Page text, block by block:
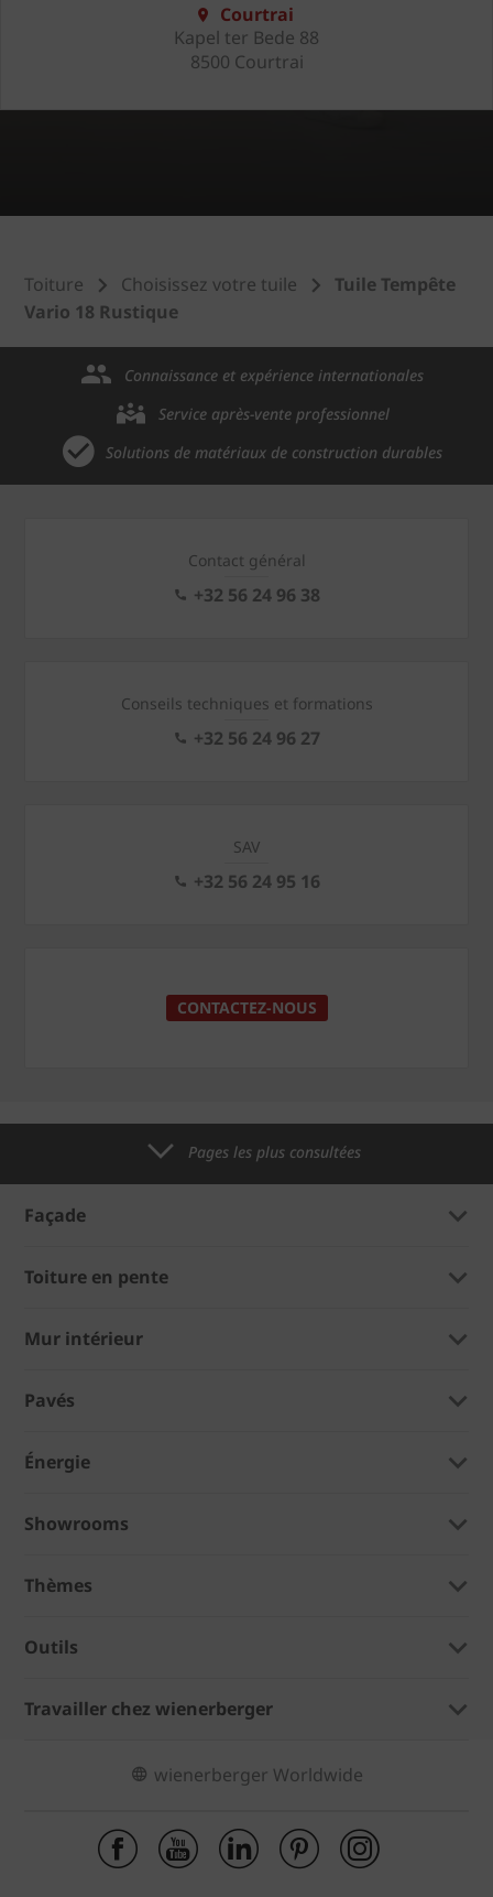
Courtrai
Kapel ter Bede 88
8500 Courtrai
Toiture Choisissez votre tuile
Tuile Tempête
Vario 18 Rustique
Connaissance et expérience internationales
Service après-vente professionnel
Solutions de matériaux de construction durables
Contact général
+32 56 24 96 38
Conseils techniques et formations
+32 56 24 96 27
SAV
+32 56 24 95 16
CONTACTEZ-NOUS
Pages les plus consultées
Façade
Toiture en pente
Mur intérieur
Pavés
Énergie
Showrooms
Thèmes
Outils
Travailler chez wienerberger
wienerberger Worldwide